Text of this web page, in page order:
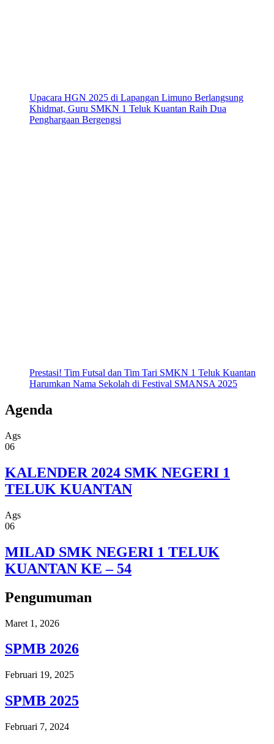
Upacara HGN 2025 di Lapangan Limuno Berlangsung
Khidmat, Guru SMKN 1 Teluk Kuantan Raih Dua
Penghargaan Bergengsi
Prestasi! Tim Futsal dan Tim Tari SMKN 1 Teluk Kuantan
Harumkan Nama Sekolah di Festival SMANSA 2025
Agenda
Ags
06
KALENDER 2024 SMK NEGERI 1
TELUK KUANTAN
Ags
06
MILAD SMK NEGERI 1 TELUK
KUANTAN KE – 54
Pengumuman
Maret 1, 2026
SPMB 2026
Februari 19, 2025
SPMB 2025
Februari 7, 2024